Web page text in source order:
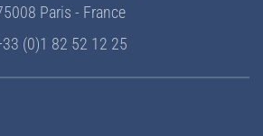
Paris - France
(0)1 82 52 12 25